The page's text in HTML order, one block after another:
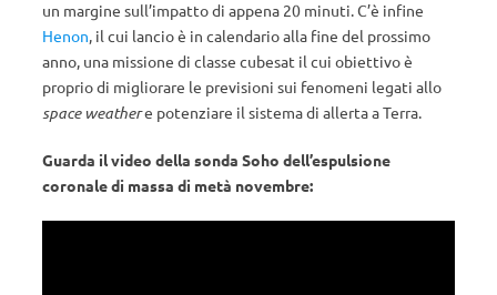
un margine sull’impatto di appena 20 minuti. C’è infine
Henon, il cui lancio è in calendario alla fine del prossimo
anno, una missione di classe cubesat il cui obiettivo è
proprio di migliorare le previsioni sui fenomeni legati allo
space weathere potenziare il sistema di allerta a Terra.
Guarda il video della sonda Soho dell’espulsione
coronale di massa di metà novembre: